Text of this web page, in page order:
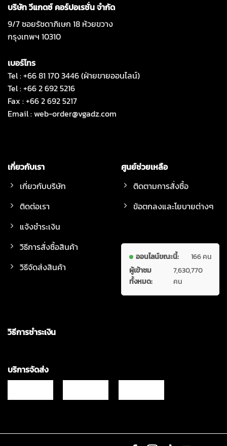
บริษัท วีแกดซ์ คอร์ปอเรชั่น จำกัด
9/7 ซอยรัชดาภิเษก 18 ห้วยขวาง
กรุงเทพฯ 10310
เบอร์โทร
Tel : +66 81 170 3446 (ฝ่ายขายออนไลน์)
Tel : +66 2 692 5216
Fax : +66 2 692 5217
Email :web-order@vgadz.com
เกี่ยวกับเรา
เกี่ยวกับบริษัท
ติดต่อเรา
แจ้งชำระเงิน
วิธีการสั่งซื้อสินค้า
วิธีจัดส่งสินค้า
ศูนย์ช่วยเหลือ
ติดตามการสั่งซื้อ
ข้อตกลงและโยบายต่างๆ
ออนไลน์ขณะนี้:
166 คน
ผู้เข้าชม
ทั้งหมด:
7,630,770
คน
วิธีการชำระเงิน
บริการจัดส่ง